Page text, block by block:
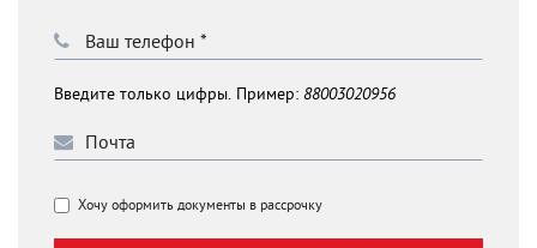
Введите только цифры. Пример: 88003020956
Хочу оформить документы в рассрочку